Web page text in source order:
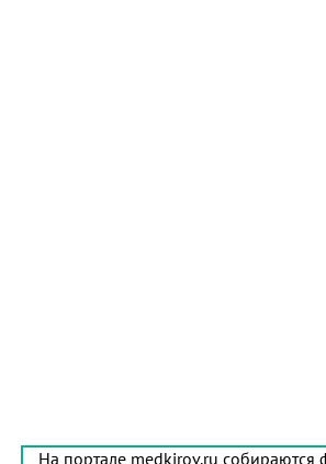
На портале medkirov.ru собираются